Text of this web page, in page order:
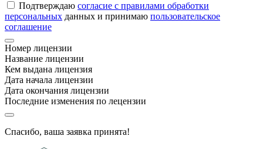
Подтверждаю согласие с правилами обработки
персональных данных и принимаю пользовательское
соглашение
Номер лицензии
Название лицензии
Кем выдана лицензия
Дата начала лицензии
Дата окончания лицензии
Последние изменения по лецензии
Спасибо, ваша заявка принята!